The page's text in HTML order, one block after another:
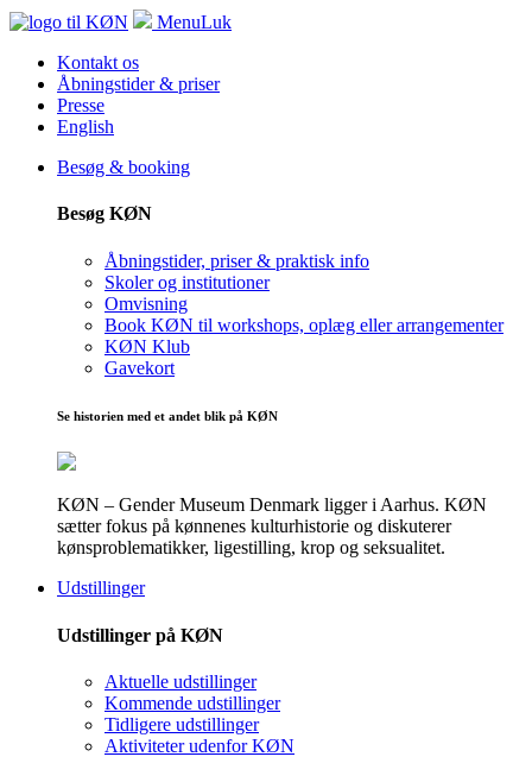
MenuLuk
Kontakt os
Åbningstider & priser
Presse
English
Besøg & booking
Besøg KØN
Åbningstider, priser & praktisk info
Skoler og institutioner
Omvisning
Book KØN til workshops, oplæg eller arrangementer
KØN Klub
Gavekort
Se historien med et andet blik på KØN
KØN – Gender Museum Denmark ligger i Aarhus. KØN
sætter fokus på kønnenes kulturhistorie og diskuterer
kønsproblematikker, ligestilling, krop og seksualitet.
Udstillinger
Udstillinger på KØN
Aktuelle udstillinger
Kommende udstillinger
Tidligere udstillinger
Aktiviteter udenfor KØN